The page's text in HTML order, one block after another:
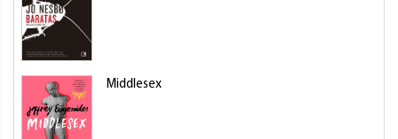
Middlesex